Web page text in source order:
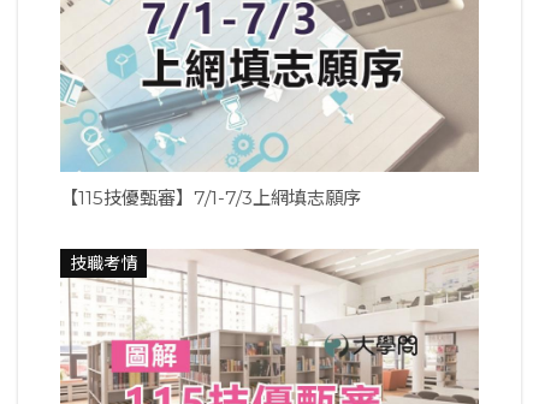
【115技優甄審】7/1-7/3上網填志願序
技職考情